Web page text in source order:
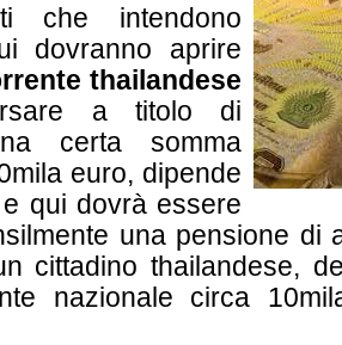
che intendono
dovranno aprire
thailandese
a titolo di
certa somma
euro, dipende
qui dovrà essere
una pensione di
cittadino thailandese,
nazionale circa